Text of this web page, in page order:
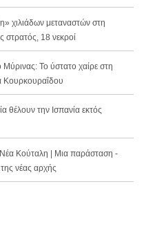
χιλιάδων μεταναστών στη
στρατός, 18 νεκροί
Το ύστατο χαίρε στη
Κουρκουραΐδου
θέλουν την Ισπανία εκτός
Κούταλη | Μια παράσταση -
νέας αρχής